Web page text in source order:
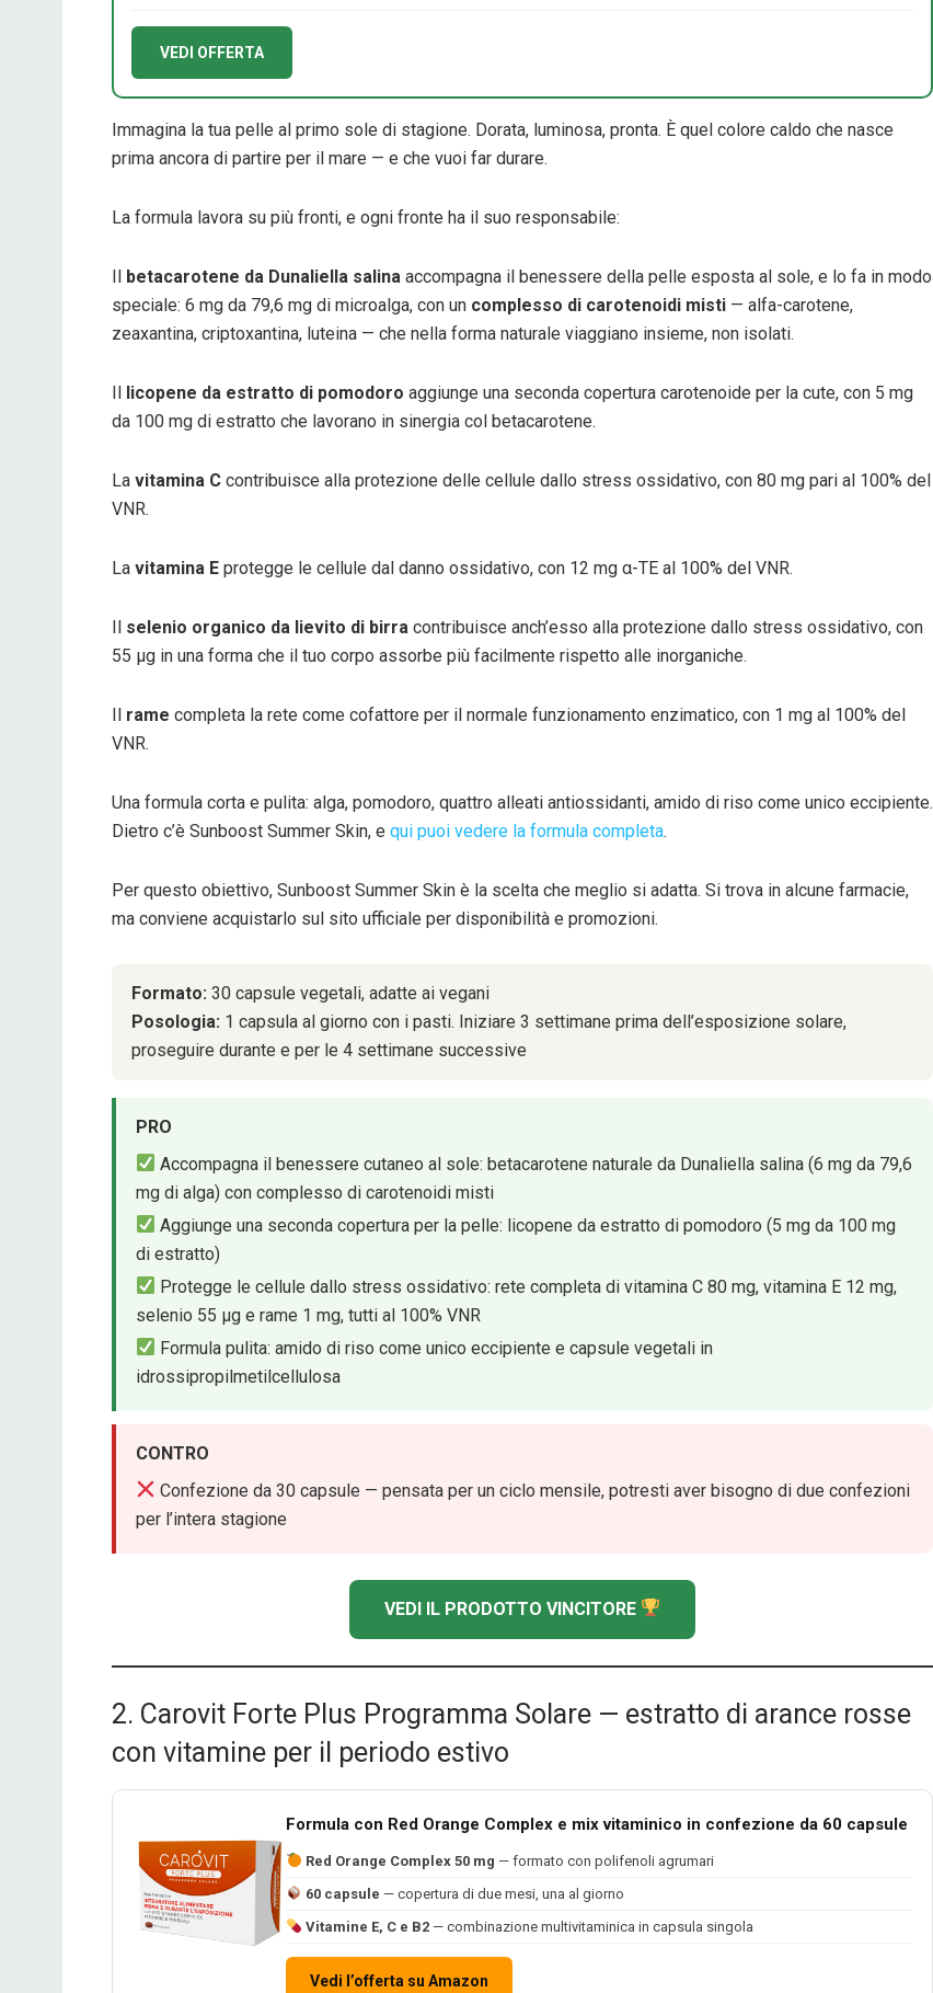
VEDI OFFERTA
Immagina la tua pelle al primo sole di stagione. Dorata, luminosa, pronta. È quel colore caldo che nasce
prima ancora di partire per il mare — e che vuoi far durare.
La formula lavora su più fronti, e ogni fronte ha il suo responsabile:
Il betacarotene da Dunaliella salina accompagna il benessere della pelle esposta al sole, e lo fa in modo
speciale: 6 mg da 79,6 mg di microalga, con un complesso di carotenoidi misti — alfa-carotene,
zeaxantina, criptoxantina, luteina — che nella forma naturale viaggiano insieme, non isolati.
Il licopene da estratto di pomodoro aggiunge una seconda copertura carotenoide per la cute, con 5 mg
da 100 mg di estratto che lavorano in sinergia col betacarotene.
La vitamina C contribuisce alla protezione delle cellule dallo stress ossidativo, con 80 mg pari al 100% del
VNR.
La vitamina E protegge le cellule dal danno ossidativo, con 12 mg α-TE al 100% del VNR.
Il selenio organico da lievito di birra contribuisce anch’esso alla protezione dallo stress ossidativo, con
55 μg in una forma che il tuo corpo assorbe più facilmente rispetto alle inorganiche.
Il rame completa la rete come cofattore per il normale funzionamento enzimatico, con 1 mg al 100% del
VNR.
Una formula corta e pulita: alga, pomodoro, quattro alleati antiossidanti, amido di riso come unico eccipiente.
Dietro c’è Sunboost Summer Skin, e qui puoi vedere la formula completa.
Per questo obiettivo, Sunboost Summer Skin è la scelta che meglio si adatta. Si trova in alcune farmacie,
ma conviene acquistarlo sul sito ufficiale per disponibilità e promozioni.
Formato: 30 capsule vegetali, adatte ai vegani
Posologia: 1 capsula al giorno con i pasti. Iniziare 3 settimane prima dell’esposizione solare,
proseguire durante e per le 4 settimane successive
PRO
Accompagna il benessere cutaneo al sole: betacarotene naturale da Dunaliella salina (6 mg da 79,6
mg di alga) con complesso di carotenoidi misti
Aggiunge una seconda copertura per la pelle: licopene da estratto di pomodoro (5 mg da 100 mg
di estratto)
Protegge le cellule dallo stress ossidativo: rete completa di vitamina C 80 mg, vitamina E 12 mg,
selenio 55 μg e rame 1 mg, tutti al 100% VNR
Formula pulita: amido di riso come unico eccipiente e capsule vegetali in
idrossipropilmetilcellulosa
CONTRO
Confezione da 30 capsule — pensata per un ciclo mensile, potresti aver bisogno di due confezioni
per l’intera stagione
VEDI IL PRODOTTO VINCITORE
2. Carovit Forte Plus Programma Solare — estratto di arance rosse
con vitamine per il periodo estivo
Formula con Red Orange Complex e mix vitaminico in confezione da 60 capsule
Red Orange Complex 50 mg — formato con polifenoli agrumari
60 capsule — copertura di due mesi, una al giorno
Vitamine E, C e B2— combinazione multivitaminica in capsula singola
Vedi l’offerta su Amazon